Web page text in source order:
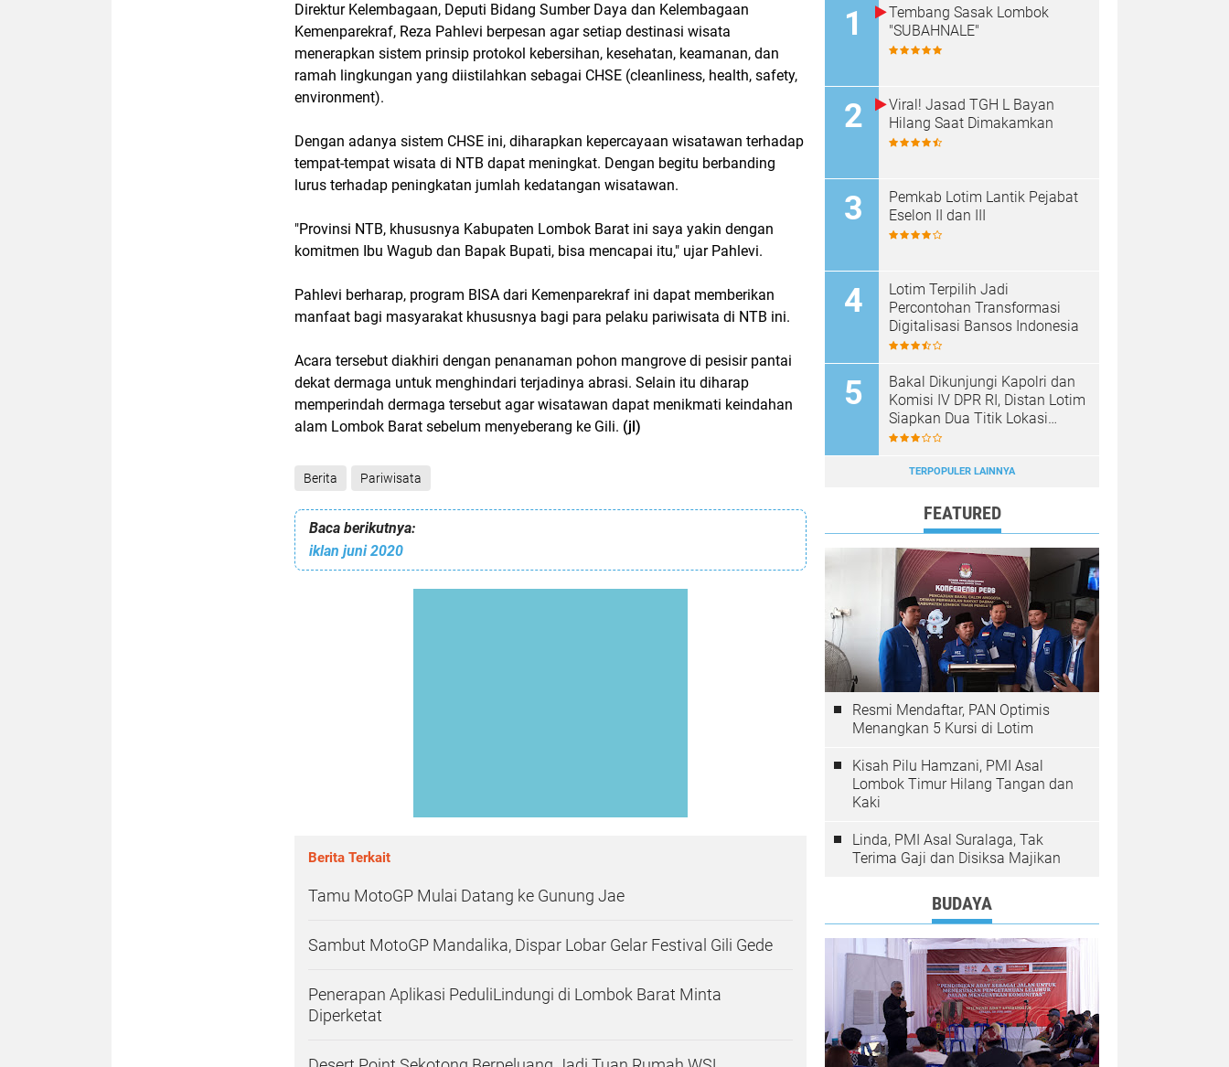
Direktur Kelembagaan, Deputi Bidang Sumber Daya dan Kelembagaan
Kemenparekraf, Reza Pahlevi berpesan agar setiap destinasi wisata
menerapkan sistem prinsip protokol kebersihan, kesehatan, keamanan, dan
ramah lingkungan yang diistilahkan sebagai CHSE (cleanliness, health, safety,
environment).
Dengan adanya sistem CHSE ini, diharapkan kepercayaan wisatawan terhadap
tempat-tempat wisata di NTB dapat meningkat. Dengan begitu berbanding
lurus terhadap peningkatan jumlah kedatangan wisatawan.
"Provinsi NTB, khususnya Kabupaten Lombok Barat ini saya yakin dengan
komitmen Ibu Wagub dan Bapak Bupati, bisa mencapai itu," ujar Pahlevi.
Pahlevi berharap, program BISA dari Kemenparekraf ini dapat memberikan
manfaat bagi masyarakat khususnya bagi para pelaku pariwisata di NTB ini.
Acara tersebut diakhiri dengan penanaman pohon mangrove di pesisir pantai
dekat dermaga untuk menghindari terjadinya abrasi. Selain itu diharap
memperindah dermaga tersebut agar wisatawan dapat menikmati keindahan
alam Lombok Barat sebelum menyeberang ke Gili. (jl)
Berita Pariwisata
Baca berikutnya:
iklan juni 2020
Berita Terkait
Tamu MotoGP Mulai Datang ke Gunung Jae
Sambut MotoGP Mandalika, Dispar Lobar Gelar Festival Gili Gede
Penerapan Aplikasi PeduliLindungi di Lombok Barat Minta
Diperketat
Tembang Sasak Lombok
"SUBAHNALE"
Viral! Jasad TGH L Bayan
Hilang Saat Dimakamkan
Pemkab Lotim Lantik Pejabat
Eselon II dan III
Lotim Terpilih Jadi
Percontohan Transformasi
Digitalisasi Bansos Indonesia
Bakal Dikunjungi Kapolri dan
Komisi IV DPR RI, Distan Lotim
Siapkan Dua Titik Lokasi
Panen Raya Bawang Putih
TERPOPULER LAINNYA
FEATURED
Resmi Mendaftar, PAN Optimis
Menangkan 5 Kursi di Lotim
Kisah Pilu Hamzani, PMI Asal
Lombok Timur Hilang Tangan dan
Kaki
Linda, PMI Asal Suralaga, Tak
Terima Gaji dan Disiksa Majikan
BUDAYA